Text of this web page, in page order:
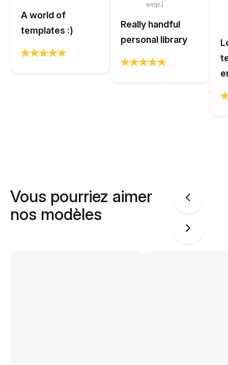
A world of
templates :)
emp.)
Really handful
personal library
Vous pourriez aimer
nos modèles